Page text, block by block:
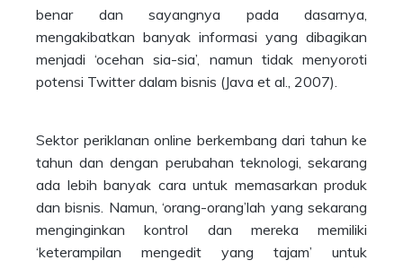
benar dan sayangnya pada dasarnya,
mengakibatkan banyak informasi yang dibagikan
menjadi ‘ocehan sia-sia’, namun tidak menyoroti
potensi Twitter dalam bisnis (Java et al., 2007).
Sektor periklanan online berkembang dari tahun ke
tahun dan dengan perubahan teknologi, sekarang
ada lebih banyak cara untuk memasarkan produk
dan bisnis. Namun, ‘orang-orang’lah yang sekarang
menginginkan kontrol dan mereka memiliki
‘keterampilan mengedit yang tajam’ untuk